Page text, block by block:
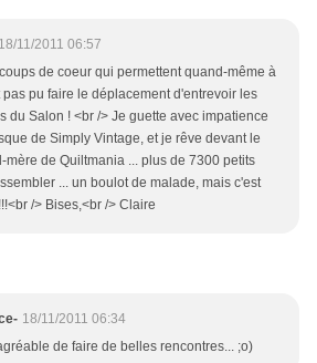
18/11/2011 06:57
de coeur qui permettent quand-même à
pu faire le déplacement d'entrevoir les
du Salon ! <br /> Je guette avec impatience
de Simply Vintage, et je rêve devant le
mère de Quiltmania ... plus de 7300 petits
... un boulot de malade, mais c'est
/> Bises,<br /> Claire
18/11/2011 06:34
de faire de belles rencontres... ;o)